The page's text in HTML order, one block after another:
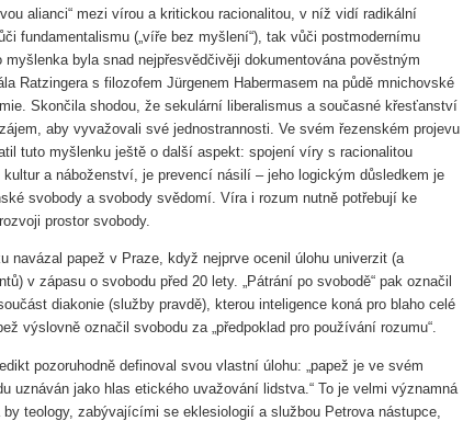
alianci“ mezi vírou a kritickou racionalitou, v níž vidí radikální
fundamentalismu („víře bez myšlení“), tak vůči postmodernímu
myšlenka byla snad nejpřesvědčivěji dokumentována pověstným
Ratzingera s filozofem Jürgenem Habermasem na půdě mnichovské
Skončila shodou, že sekulární liberalismus a současné křesťanství
aby vyvažovali své jednostrannosti. Ve svém řezenském projevu
tuto myšlenku ještě o další aspekt: spojení víry s racionalitou
kultur a náboženství, je prevencí násilí – jeho logickým důsledkem je
svobody a svobody svědomí. Víra i rozum nutně potřebují ke
prostor svobody.
navázal papež v Praze, když nejprve ocenil úlohu univerzit (a
v zápasu o svobodu před 20 lety. „Pátrání po svobodě“ pak označil
diakonie (služby pravdě), kterou inteligence koná pro blaho celé
výslovně označil svobodu za „předpoklad pro používání rozumu“.
pozoruhodně definoval svou vlastní úlohu: „papež je ve svém
uznáván jako hlas etického uvažování lidstva.“ To je velmi významná
teology, zabývajícími se eklesiologií a službou Petrova nástupce,